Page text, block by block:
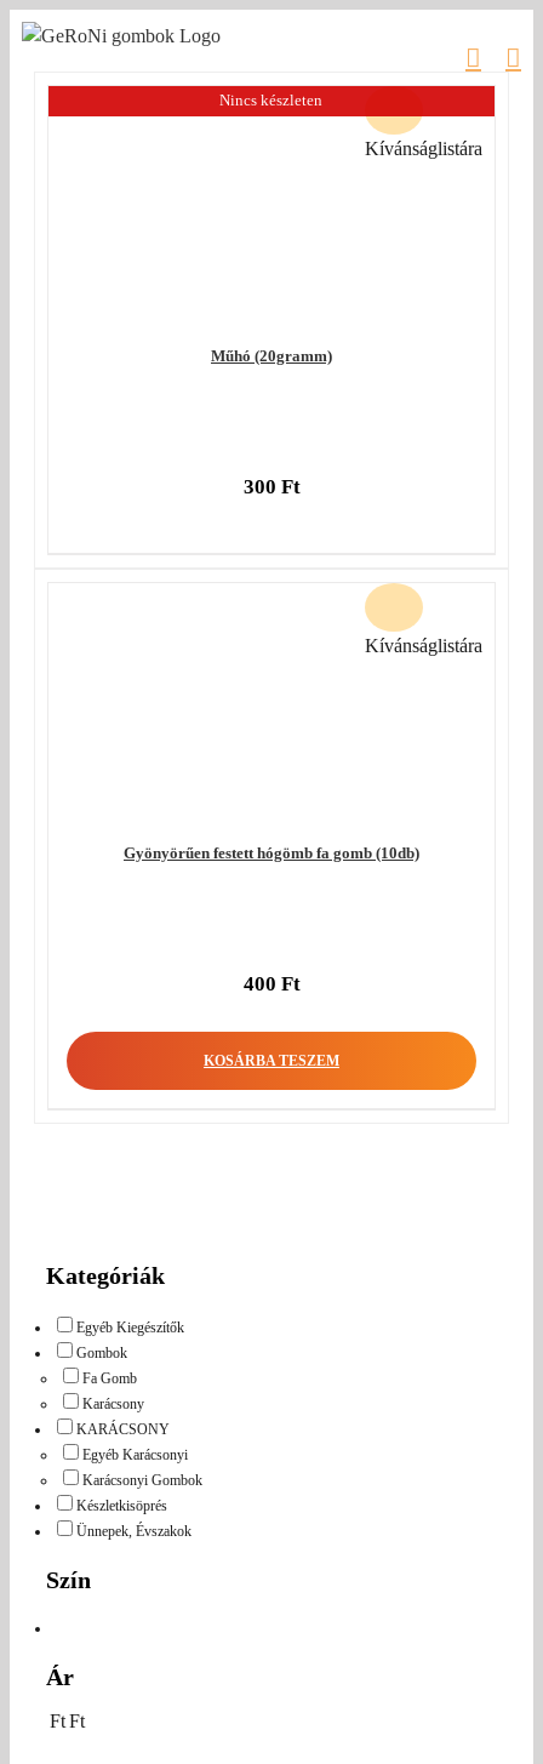
Kihagyás
Nincs készleten
Műhó (20gramm)
300 Ft
Kívánságlistára
Gyönyörűen festett hógömb fa gomb (10db)
400 Ft
KOSÁRBA TESZEM
Kívánságlistára
Kategóriák
Egyéb Kiegészítők
Gombok
Fa Gomb
Karácsony
KARÁCSONY
Egyéb Karácsonyi
Karácsonyi Gombok
Készletkisöprés
Ünnepek, Évszakok
Szín
Ár
FtFt